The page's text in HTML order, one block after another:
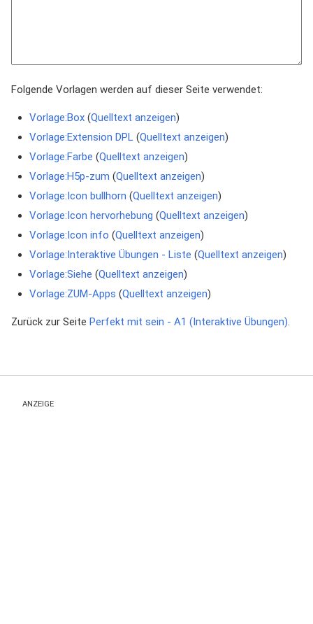
Folgende Vorlagen werden auf dieser Seite verwendet:
Vorlage:Box(Quelltext anzeigen)
Vorlage:Extension DPL(Quelltext anzeigen)
Vorlage:Farbe (Quelltext anzeigen)
Vorlage:H5p-zum (Quelltext anzeigen)
Vorlage:Icon bullhorn (Quelltext anzeigen)
Vorlage:Icon hervorhebung (Quelltext anzeigen)
Vorlage:Icon info (Quelltext anzeigen)
Vorlage:Interaktive Übungen - Liste (Quelltext anzeigen)
Vorlage:Siehe (Quelltext anzeigen)
Vorlage:ZUM-Apps (Quelltext anzeigen)
Zurück zur Seite Perfekt mit sein - A1 (Interaktive Übungen).
ANZEIGE